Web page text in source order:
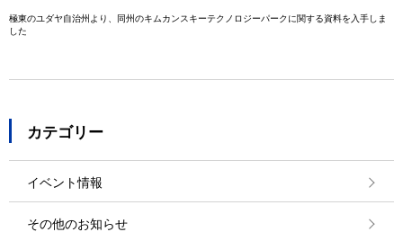
極東のユダヤ自治州より、同州のキムカンスキーテクノロジーパークに関する資料を入手しま
した
カテゴリー
イベント情報
その他のお知らせ